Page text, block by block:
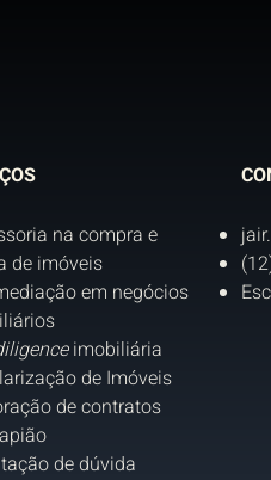
na compra e
de imóveis
em negócios
imobiliária
de Imóveis
de contratos
de dúvida